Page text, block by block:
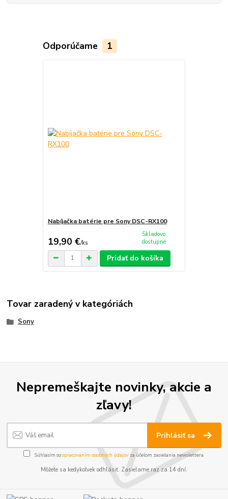
Odporúčame 1
Nabíjačka batérie pre Sony DSC-RX100
19,90 €/ks
Skladovo
dostupné
Pridať do košíka
Tovar zaradený v kategóriách
Sony
Nepremeškajte novinky, akcie a
zľavy!
Prihlásiť sa
Súhlasím sospracovaním osobných údajov za účelom zasielania newslettera.
Môžete sa kedykoľvek odhlásiť. Zasielame raz za 14 dní.